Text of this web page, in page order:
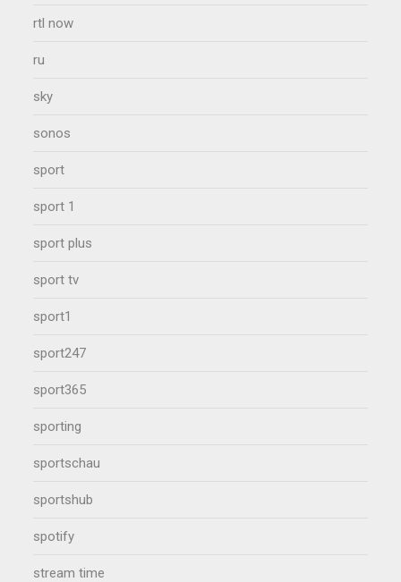
rtl now
ru
sky
sonos
sport
sport 1
sport plus
sport tv
sport1
sport247
sport365
sporting
sportschau
sportshub
spotify
stream time